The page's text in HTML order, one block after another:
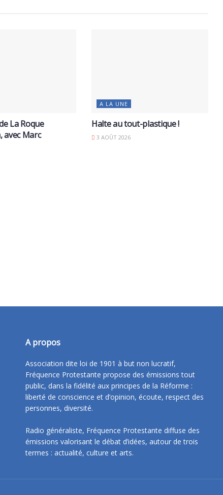
La Roque
avec Marc
A LA UNE
Halte au tout-plastique !
3 AOÛT 2026
A propos
Association dite loi de 1901 à but non lucratif,
Fréquence Protestante propose des émissions tout
public, dans la fidélité aux principes de la Réforme :
liberté de conscience et d’opinion, écoute, respect des
personnes, diversité.
Radio généraliste, Fréquence Protestante diffuse des
émissions valorisant le débat d’idées, autour de trois
termes : actualité, culture et arts.